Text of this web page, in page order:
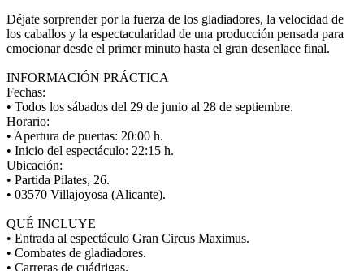
Déjate sorprender por la fuerza de los gladiadores, la velocidad de
los caballos y la espectacularidad de una producción pensada para
emocionar desde el primer minuto hasta el gran desenlace final.
INFORMACIÓN PRÁCTICA
Fechas:
• Todos los sábados del 29 de junio al 28 de septiembre.
Horario:
• Apertura de puertas: 20:00 h.
• Inicio del espectáculo: 22:15 h.
Ubicación:
• Partida Pilates, 26.
• 03570 Villajoyosa (Alicante).
QUÉ INCLUYE
• Entrada al espectáculo Gran Circus Maximus.
• Combates de gladiadores.
• Carreras de cuádrigas.